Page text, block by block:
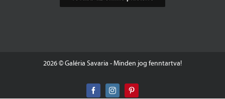
2026 © Galéria Savaria - Minden jog fenntartva!
FacebookInstagram